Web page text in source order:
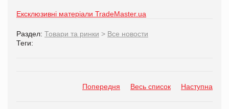
Ексклюзивні матеріали TradeMaster.ua
Раздел: Товари та ринки > Все новости
Теги:
Попередня Весь список Наступна